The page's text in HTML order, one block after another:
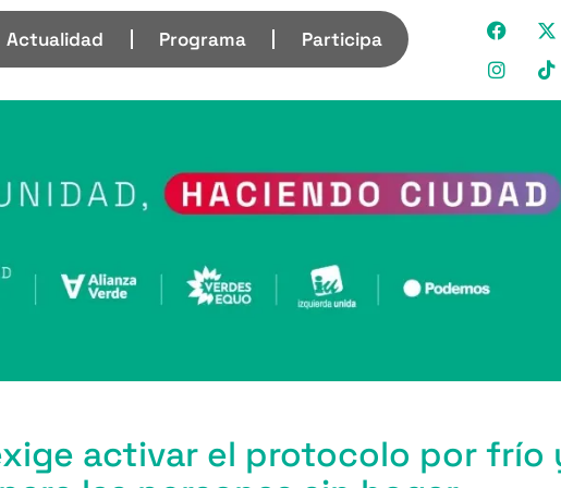
Actualidad Programa Participa
activar el protocolo por frío